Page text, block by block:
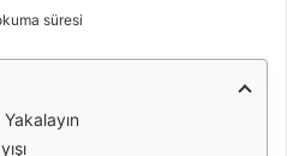
süresi